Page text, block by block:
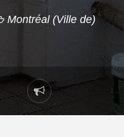
Montréal (Ville de)
Signaler
un